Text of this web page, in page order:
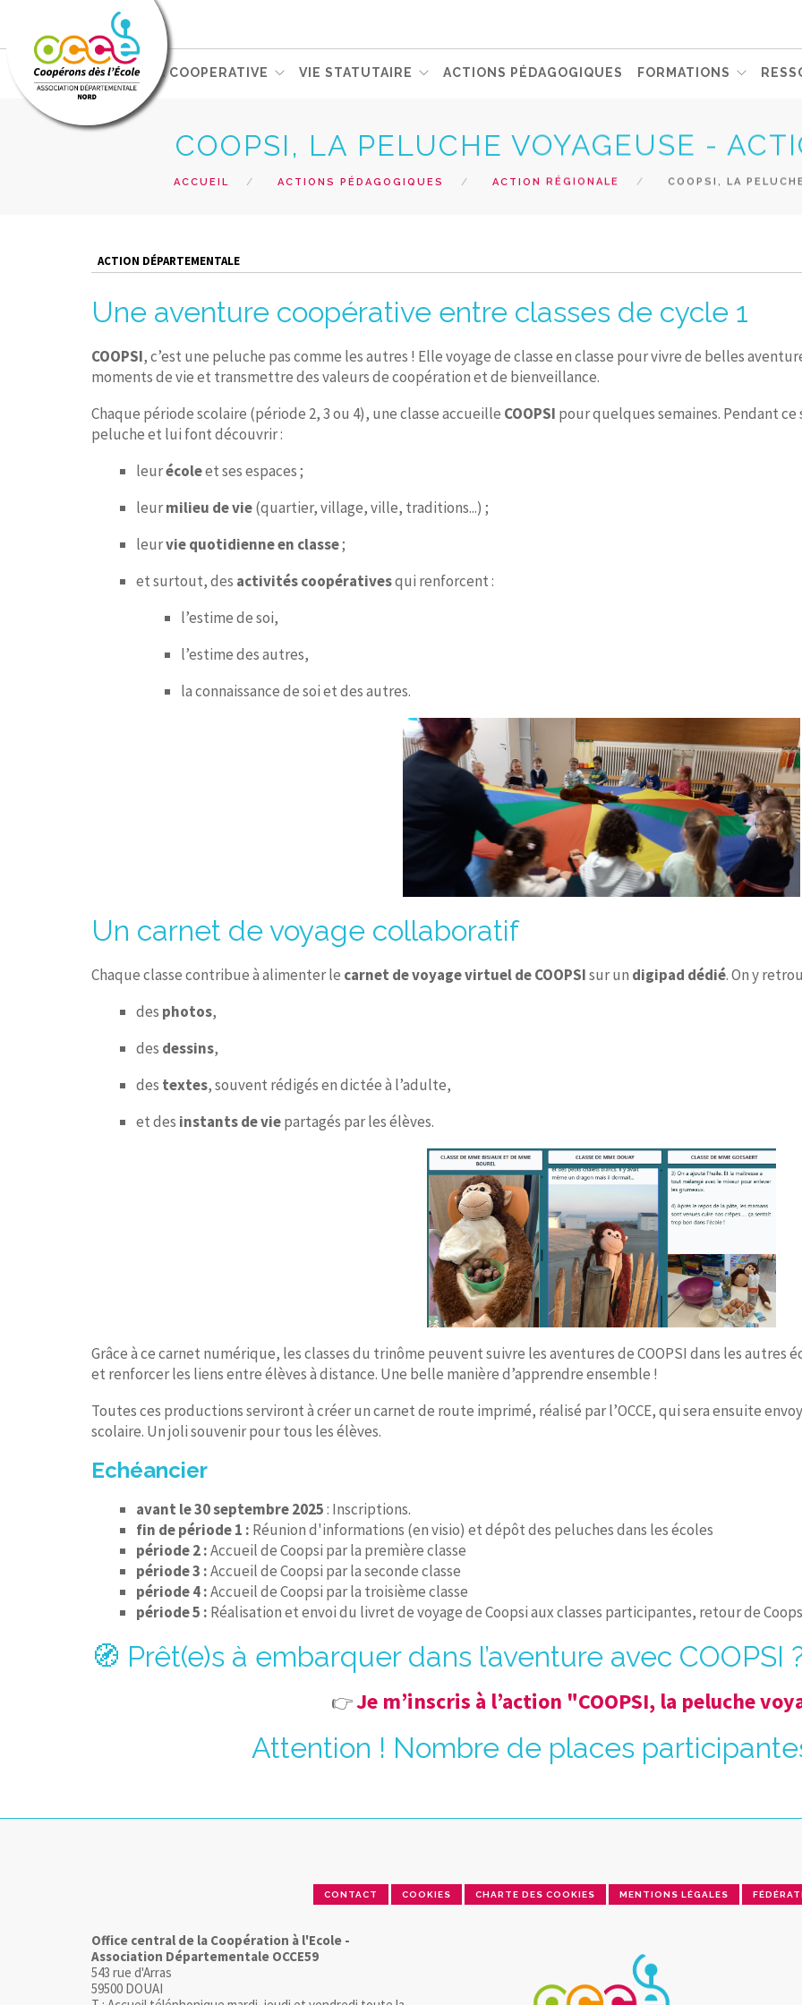
L'OCCE GERER SA COOPERATIVE VIE STATUTAIRE ACTIONS PÉDAGOGIQUES FORMATIONS
COOPSI, LA PELUCHE VOYAGEUSE -
ACCUEIL ACTIONS PÉDAGOGIQUES ACTION RÉGIONALE COOPSI, LA
ACTION DÉPARTEMENTALE
Une aventure coopérative entre classes de cycle 1
COOPSI, c’est une peluche pas comme les autres ! Elle voyage de classe en classe pour vivre de belles
moments de vie et transmettre des valeurs de coopération et de bienveillance.
Chaque période scolaire (période 2, 3 ou 4), une classe accueille COOPSI pour quelques semaines. Pendant
peluche et lui font découvrir :
leurécoleet ses espaces ;
leurmilieu de vie(quartier, village, ville, traditions...) ;
leurvie quotidienne en classe;
et surtout, des activités coopérativesqui renforcent :
l’estime de soi,
l’estime des autres,
la connaissance de soi et des autres.
Un carnet de voyage collaboratif
Chaque classe contribue à alimenter le carnet de voyage virtuel de COOPSIsur un digipad dédié. On y
des photos,
des dessins,
des textes, souvent rédigés en dictée à l’adulte,
et des instants de viepartagés par les élèves.
Grâce à ce carnet numérique, les classes du trinôme peuvent suivre les aventures de COOPSI dans les autres
et renforcer les liens entre élèves à distance. Une belle manière d’apprendre ensemble !
Toutes ces productions serviront à créer un carnet de route imprimé, réalisé par l’OCCE, qui sera ensuite
scolaire. Un joli souvenir pour tous les élèves.
Echéancier
avant le 30 septembre 2025: Inscriptions.
fin de période 1 : Réunion d'informations (en visio) et dépôt des peluches dans les écoles
période 2 :Accueil de Coopsi par la première classe
période 3 :Accueil de Coopsi par la seconde classe
période 4 :Accueil de Coopsi par la troisième classe
période 5 : Réalisation et envoi du livret de voyage de Coopsi aux classes participantes, retour de
🧭 Prêt(e)s à embarquer dans l’aventure avec COOPSI
👉Je m’inscris à l’action "COOPSI, la peluche
Attention ! Nombre de places
CONTACT COOKIES CHARTE DES COOKIES MENTIONS LÉGALES
Office central de la Coopération à l'Ecole -
Association Départementale OCCE59
543 rue d'Arras
59500 DOUAI